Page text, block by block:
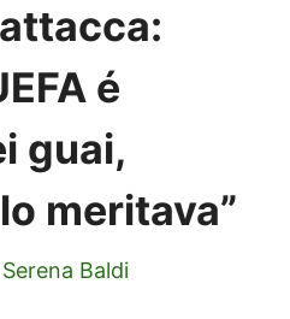
é
guai,
meritava”
Serena Baldi